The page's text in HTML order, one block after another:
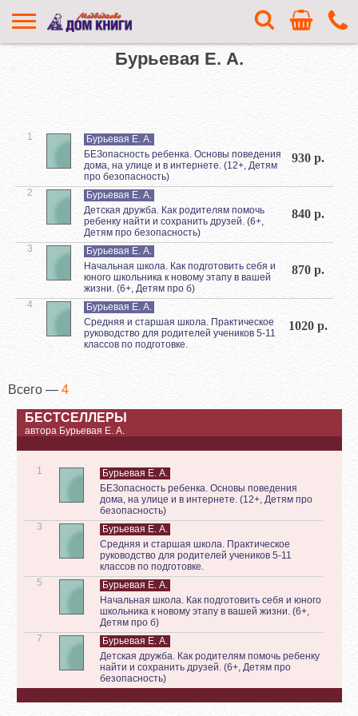
Бурьевая Е. А.
1
Бурьевая Е. А.
БЕЗопасность ребенка. Основы поведения
дома, на улице и в интернете. (12+, Детям
про безопасность)
930 р.
2
Бурьевая Е. А.
Детская дружба. Как родителям помочь
ребенку найти и сохранить друзей. (6+,
Детям про безопасность)
840 р.
3
Бурьевая Е. А.
Начальная школа. Как подготовить себя и
юного школьника к новому этапу в вашей
жизни. (6+, Детям про б)
870 р.
4
Бурьевая Е. А.
Средняя и старшая школа. Практическое
руководство для родителей учеников 5-11
классов по подготовке.
1020 р.
Всего — 4
БЕСТСЕЛЛЕРЫ
автора Бурьевая Е. А.
1
Бурьевая Е. А.
БЕЗопасность ребенка. Основы поведения
дома, на улице и в интернете. (12+, Детям про
безопасность)
3
Бурьевая Е. А.
Средняя и старшая школа. Практическое
руководство для родителей учеников 5-11
классов по подготовке.
5
Бурьевая Е. А.
Начальная школа. Как подготовить себя и юного
школьника к новому этапу в вашей жизни. (6+,
Детям про б)
7
Бурьевая Е. А.
Детская дружба. Как родителям помочь ребенку
найти и сохранить друзей. (6+, Детям про
безопасность)